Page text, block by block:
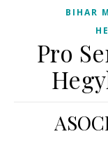
BIHAR
Pro